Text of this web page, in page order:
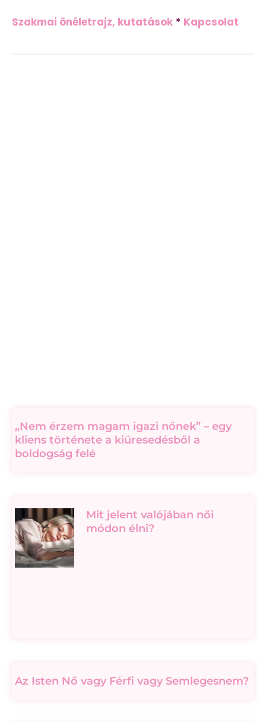
Szakmai önéletrajz, kutatások * Kapcsolat
„Nem érzem magam igazi nőnek” – egy
kliens története a kiüresedésből a
boldogság felé
Mit jelent valójában női
módon élni?
Az Isten Nő vagy Férfi vagy Semlegesnem?